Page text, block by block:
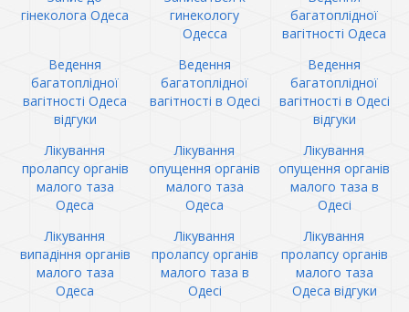
гінеколога Одеса
гинекологу
Одесса
багатоплідної
вагітності Одеса
Ведення
багатоплідної
вагітності Одеса
відгуки
Ведення
багатоплідної
вагітності в Одесі
Ведення
багатоплідної
вагітності в Одесі
відгуки
Лікування
пролапсу органів
малого таза
Одеса
Лікування
опущення органів
малого таза
Одеса
Лікування
опущення органів
малого таза в
Одесі
Лікування
випадіння органів
малого таза
Одеса
Лікування
пролапсу органів
малого таза в
Одесі
Лікування
пролапсу органів
малого таза
Одеса відгуки